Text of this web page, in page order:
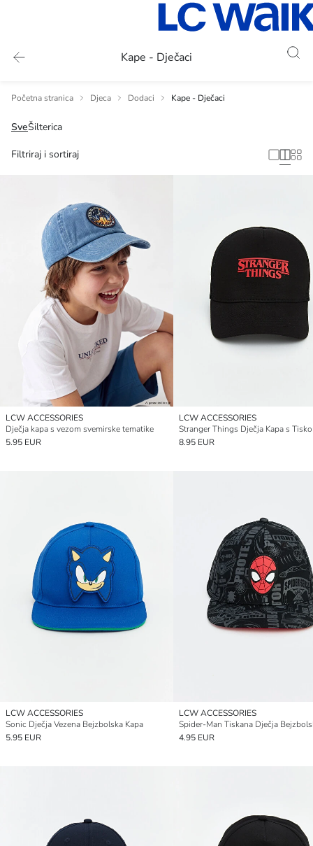
Kape - Dječaci
Početna stranica Djeca Dodaci Kape - Dječaci
SveŠilterica
Filtriraj i sortiraj
LCW ACCESSORIES
Dječja kapa s vezom svemirske tematike
5.95 EUR
LCW ACCESSORIES
Stranger Things Dječja Kapa s
8.95 EUR
LCW ACCESSORIES
Sonic Dječja Vezena Bejzbolska Kapa
5.95 EUR
LCW ACCESSORIES
Spider-Man Tiskana Dječja
4.95 EUR